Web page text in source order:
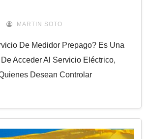
MARTIN SOTO
De Medidor Prepago? Es Una
Acceder Al Servicio Eléctrico,
Desean Controlar